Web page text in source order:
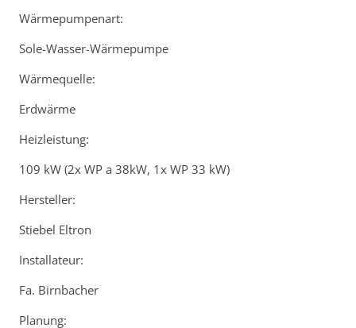
Wärmepumpenart:
Sole-Wasser-Wärmepumpe
Wärmequelle:
Erdwärme
Heizleistung:
109 kW (2x WP a 38kW, 1x WP 33 kW)
Hersteller:
Stiebel Eltron
Installateur:
Fa. Birnbacher
Planung: